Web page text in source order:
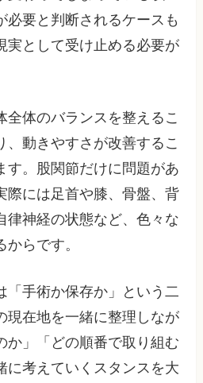
必要と判断されるケースも
実として受け止める必要が
全体のバランスを整えるこ
、動きやすさが改善するこ
す。股関節だけに問題があ
際には足首や膝、骨盤、背
律神経の状態など、色々な
らです。
「手術か保存か」という二
現在地を一緒に整理しなが
か」「どの順番で取り組む
に考えていくスタンスを大